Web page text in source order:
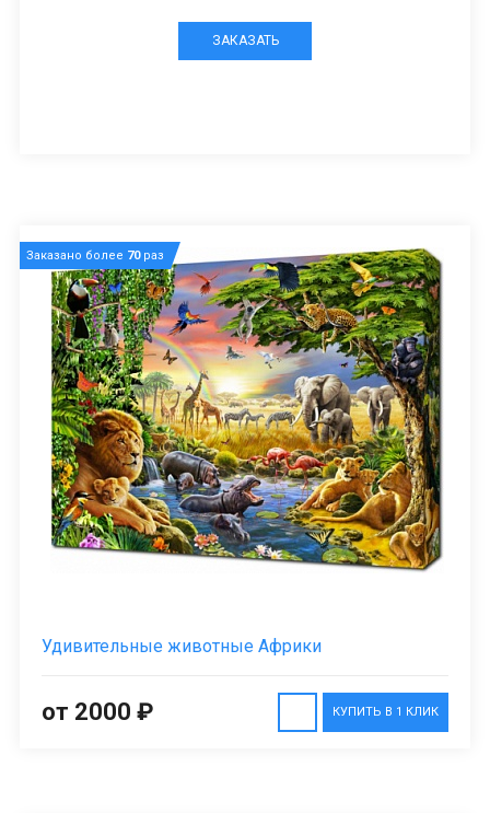
ЗАКАЗАТЬ
Заказано более 70раз
Удивительные животные Африки
КУПИТЬ В 1 КЛИК
от 2000 ₽